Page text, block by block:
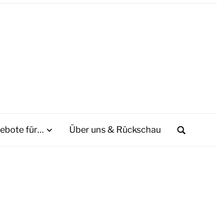
für… Über uns & Rückschau